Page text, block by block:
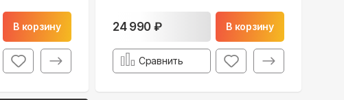
В корзину 24 990 ₽ В корзину
Сравнить